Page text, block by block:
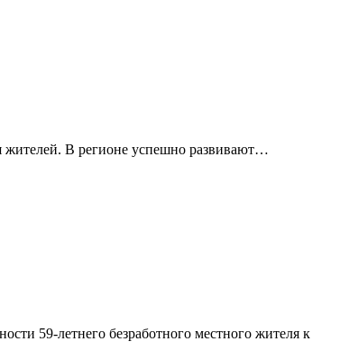
жителей. В регионе успешно развивают…
59-летнего безработного местного жителя к